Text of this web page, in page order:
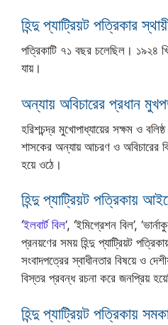
হিন্দু প্যাট্রিয়ট পত্রিকার
পত্রিকাটি ৭১ বছর চলেছিল। ১৯২৪
যায়।
অন্যায় অবিচারের প্রধান
হরিশচন্দ্র মুখোপাধ্যায়ের সক্ষম ও
শাসকের অন্যায় আচরণ ও অবিচারের
হয়ে ওঠে।
হিন্দু প্যাট্রিয়ট পত্রিকায়
‘ইলবার্ট বিল‘, ‘ইমিগ্রেশন বিল’,
প্রনয়ণের সময় হিন্দু প্যাট্রিয়ট
সংবাদপত্রের স্বাধীনতার বিষয়ে ও
বিস্তর প্রবন্ধ রচনা করে জনপ্রিয়
হিন্দু প্যাট্রিয়ট পত্রিকায়